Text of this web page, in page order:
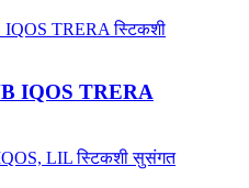
IQOS TRERA